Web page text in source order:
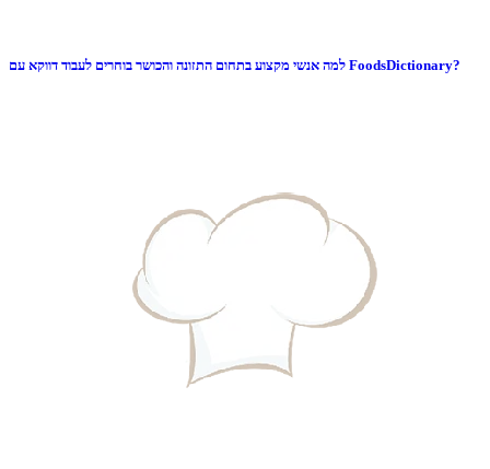
למה אנשי מקצוע בתחום התזונה והכושר בוחרים לעבוד דווקא עם FoodsDictionary?